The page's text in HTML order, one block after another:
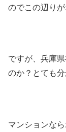
のでこの辺りが
ですが、兵庫
のか？とても分
マンションな